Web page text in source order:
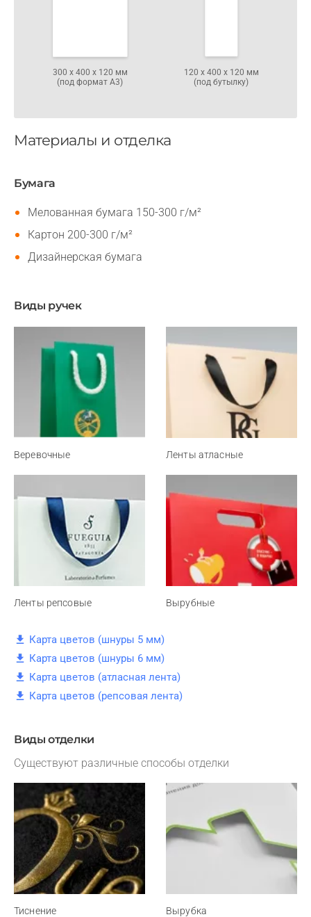
300 х 400 х 120 мм
(под формат А3)
120 х 400 х 120 мм
(под бутылку)
Материалы и отделка
Бумага
Мелованная бумага 150-300 г/м²
Картон 200-300 г/м²
Дизайнерская бумага
Виды ручек
Веревочные Ленты атласные
Ленты репсовые Вырубные
Карта цветов (шнуры 5 мм)
Карта цветов (шнуры 6 мм)
Карта цветов (атласная лента)
Карта цветов (репсовая лента)
Виды отделки
Существуют различные способы отделки
Тиснение Вырубка